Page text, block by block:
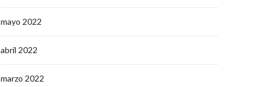
mayo 2022
abril 2022
marzo 2022